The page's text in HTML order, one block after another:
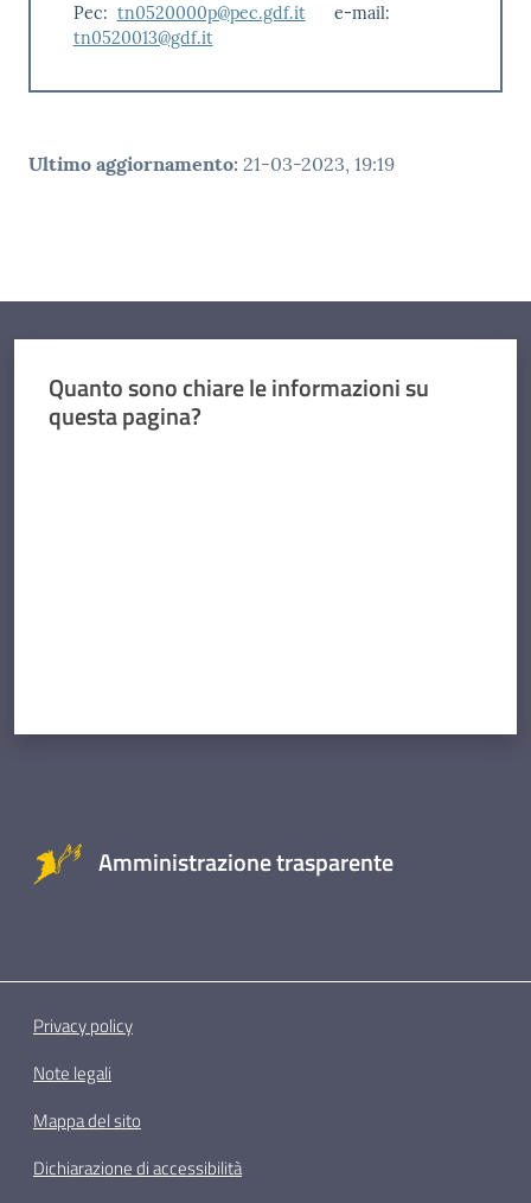
Pec: tn0520000p@pec.gdf.it
e-mail:
tn0520013@gdf.it
Ultimo aggiornamento: 21-03-2023, 19:19
Quanto sono chiare le informazioni su
questa pagina?
Amministrazione trasparente
Privacy policy
Note legali
Mappa del sito
Dichiarazione di accessibilità